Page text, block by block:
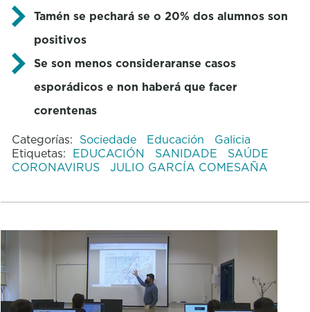
Tamén se pechará se o 20% dos alumnos son
positivos
Se son menos consideraranse casos
esporádicos e non haberá que facer
corentenas
Categorías: Sociedade Educación
Galicia
Etiquetas: EDUCACIÓN SANIDADE
SAÚDE
CORONAVIRUS
JULIO GARCÍA COMESAÑA